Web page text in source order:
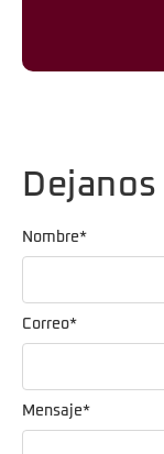
Mensaje*
Nombre*
Correo*